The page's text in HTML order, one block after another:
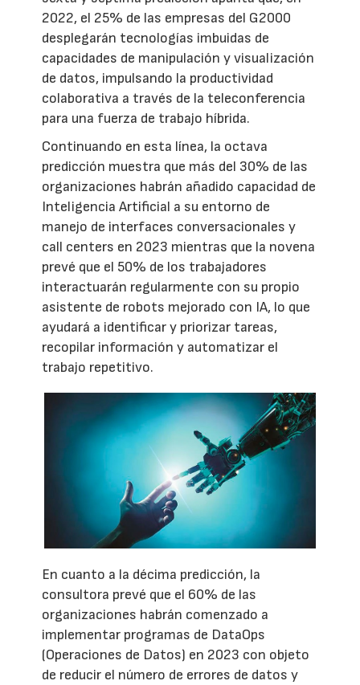
2022, el 25% de las empresas del G2000
desplegarán tecnologías imbuidas de
capacidades de manipulación y visualización
de datos, impulsando la productividad
colaborativa a través de la teleconferencia
para una fuerza de trabajo híbrida.
Continuando en esta línea, la octava
predicción muestra que más del 30% de las
organizaciones habrán añadido capacidad de
Inteligencia Artificial a su entorno de
manejo de interfaces conversacionales y
call centers en 2023 mientras que la novena
prevé que el 50% de los trabajadores
interactuarán regularmente con su propio
asistente de robots mejorado con IA, lo que
ayudará a identificar y priorizar tareas,
recopilar información y automatizar el
trabajo repetitivo.
En cuanto a la décima predicción, la
consultora prevé que el 60% de las
organizaciones habrán comenzado a
implementar programas de DataOps
(Operaciones de Datos) en 2023 con objeto
de reducir el número de errores de datos y